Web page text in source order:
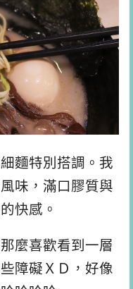
麵特別搭調。我
味，滿口膠質與
快感。
麼喜歡看到一層
障礙ＸＤ，好像